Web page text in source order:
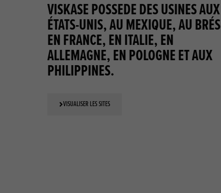
VISKASE POSSEDE DES USINES AUX
ÉTATS-UNIS, AU MEXIQUE, AU
EN FRANCE, EN ITALIE, EN
ALLEMAGNE, EN POLOGNE ET AUX
PHILIPPINES.
VISUALISER LES SITES